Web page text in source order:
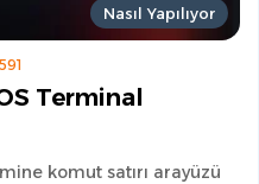
Nasıl Yapılıyor
591
Terminal
komut satırı arayüzü